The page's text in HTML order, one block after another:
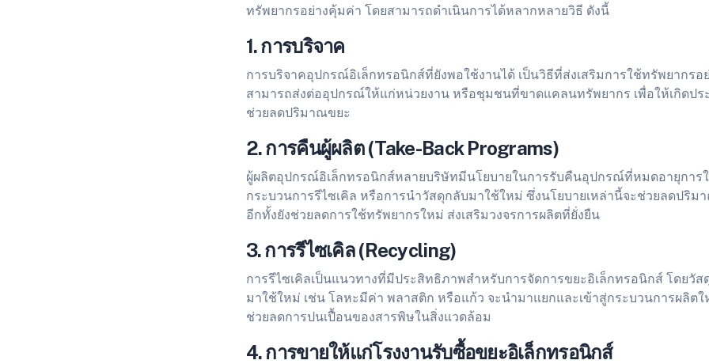
ทรัพยากรอย่างคุ้มค่า โดยสามารถดำเนินการได้หลากหลายวิธี ดังนี้
1. การบริจาค
การบริจาคอุปกรณ์อิเล็กทรอนิกส์ที่ยังพอใช้งานได้ เป็นวิธีที่ส่งเสริมการใช้ทรัพยากรอ
สามารถส่งต่ออุปกรณ์ให้แก่หน่วยงาน หรือชุมชนที่ขาดแคลนทรัพยากร เพื่อให้เกิดปร
ช่วยลดปริมาณขยะ
2. การคืนผู้ผลิต (Take-Back Programs)
ผู้ผลิตอุปกรณ์อิเล็กทรอนิกส์หลายบริษัทมีนโยบายในการรับคืนอุปกรณ์ที่หมดอายุการใ
กระบวนการรีไซเคิล หรือการนำวัสดุกลับมาใช้ใหม่ ซึ่งนโยบายเหล่านี้จะช่วยลดปริม
อีกทั้งยังช่วยลดการใช้ทรัพยากรใหม่ ส่งเสริมวงจรการผลิตที่ยั่งยืน
3. การรีไซเคิล (Recycling)
การรีไซเคิลเป็นแนวทางที่มีประสิทธิภาพสำหรับการจัดการขยะอิเล็กทรอนิกส์ โดยวั
มาใช้ใหม่ เช่น โลหะมีค่า พลาสติก หรือแก้ว จะนำมาแยกและเข้าสู่กระบวนการผลิต
ช่วยลดการปนเปื้อนของสารพิษในสิ่งแวดล้อม
4. การขายให้แก่โรงงานรับซื้อขยะอิเล็กทรอนิกส์